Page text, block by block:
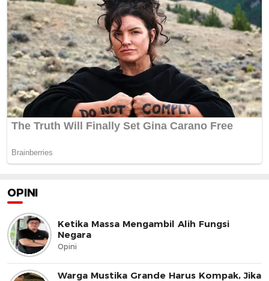
OPINI
Ketika Massa Mengambil Alih Fungsi
Negara
Opini
Warga Mustika Grande Harus Kompak, Jika